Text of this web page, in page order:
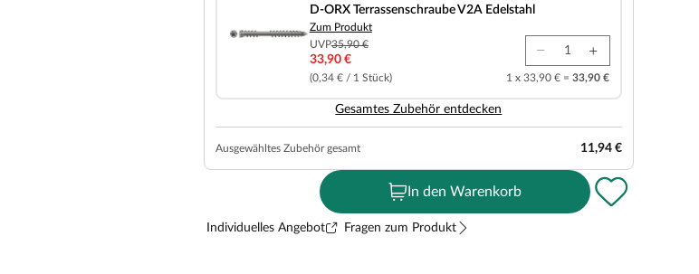
D-ORX Terrassenschraube V2A Edelstahl
Zum Produkt
UVP35,90 €
33,90 €
(0,34 € / 1 Stück) 1 x 33,90 € = 33,90 €
Gesamtes Zubehör entdecken
Ausgewähltes Zubehör gesamt 11,94 €
In den Warenkorb
Individuelles Angebot Fragen zum Produkt